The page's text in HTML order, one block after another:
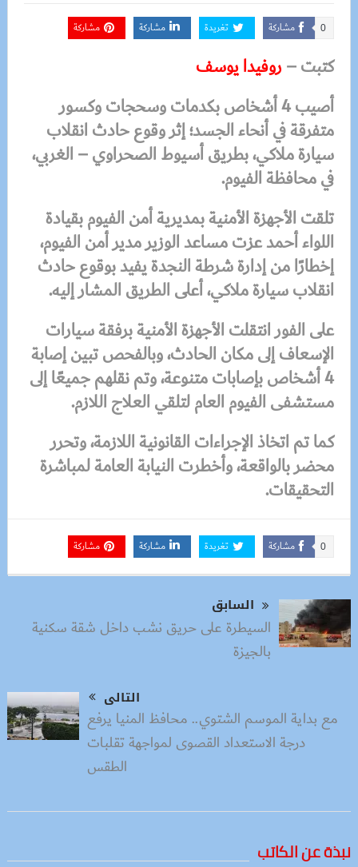
مشاركة 0 تغريدة مشاركة مشاركة
كتبت –روفيدا يوسف
أصيب 4 أشخاص بكدمات وسحجات وكسور
متفرقة في أنحاء الجسد؛ إثر وقوع حادث انقلاب
سيارة ملاكي، بطريق أسيوط الصحراوي – الغربي،
في محافظة الفيوم.
تلقت الأجهزة الأمنية بمديرية أمن الفيوم بقيادة
اللواء أحمد عزت مساعد الوزير مدير أمن الفيوم،
إخطارًا من إدارة شرطة النجدة يفيد بوقوع حادث
انقلاب سيارة ملاكي، أعلى الطريق المشار إليه.
على الفور انتقلت الأجهزة الأمنية برفقة سيارات
الإسعاف إلى مكان الحادث، وبالفحص تبين إصابة
4 أشخاص بإصابات متنوعة، وتم نقلهم جميعًا إلى
مستشفى الفيوم العام لتلقي العلاج اللازم.
كما تم اتخاذ الإجراءات القانونية اللازمة، وتحرر
محضر بالواقعة، وأخطرت النيابة العامة لمباشرة
التحقيقات.
مشاركة 0 تغريدة مشاركة مشاركة
السابق
السيطرة على حريق نشب داخل شقة سكنية
بالجيزة
التالى
مع بداية الموسم الشتوي.. محافظ المنيا يرفع
درجة الاستعداد القصوى لمواجهة تقلبات
الطقس
نبذة عن الكاتب